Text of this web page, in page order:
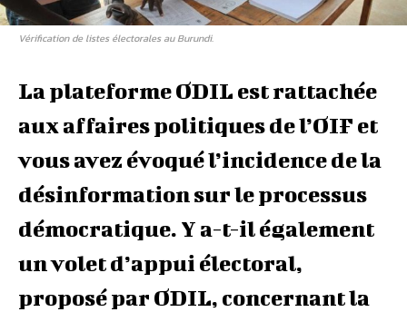
Vérification de listes électorales au Burundi.
La plateforme ODIL est rattachée
aux affaires politiques de l’OIF et
vous avez évoqué l’incidence de la
désinformation sur le processus
démocratique. Y a-t-il également
un volet d’appui électoral,
proposé par ODIL, concernant la